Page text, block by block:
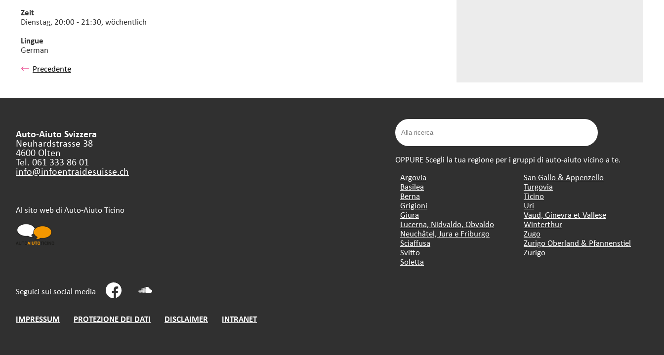
Zeit
Dienstag, 20:00 - 21:30, wöchentlich
Lingue
German
Precedente
Auto-Aiuto Svizzera
Neuhardstrasse 38
4600 Olten
Tel. 061 333 86 01
info@infoentraidesuisse.ch
Al sito web di Auto-Aiuto Ticino
Seguici sui social media
IMPRESSUM PROTEZIONE DEI DATI DISCLAIMER INTRANET
OPPURE Scegli la tua regione per i gruppi di auto-aiuto vicino a te.
Argovia
Basilea
Berna
Grigioni
Giura
Lucerna, Nidvaldo, Obvaldo
Neuchâtel, Jura e Friburgo
Sciaffusa
Svitto
Soletta
San Gallo & Appenzello
Turgovia
Ticino
Uri
Vaud, Ginevra et Vallese
Winterthur
Zugo
Zurigo Oberland & Pfannenstiel
Zurigo